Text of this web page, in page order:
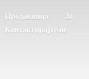
Продавница За
Контактирајте не